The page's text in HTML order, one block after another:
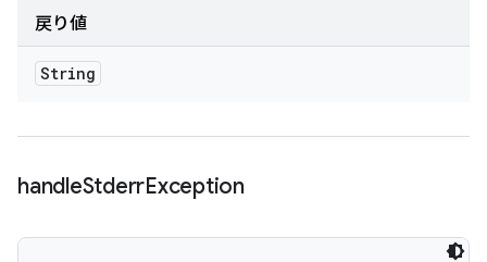
戻り値
String
handleStderrException